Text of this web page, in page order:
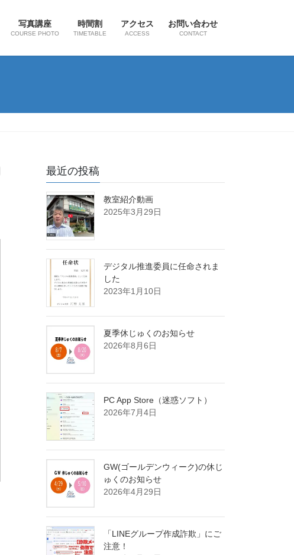
写真講座
COURSE PHOTO
時間割
TIMETABLE
アクセス
ACCESS
お問い合わせ
CONTACT
最近の投稿
教室紹介動画
2025年3月29日
デジタル推進委員に任命されま
した
2023年1月10日
夏季休じゅくのお知らせ
2026年8月6日
PC App Store（迷惑ソフト）
2026年7月4日
GW(ゴールデンウィーク)の休じ
ゅくのお知らせ
2026年4月29日
「LINEグループ作成詐欺」にご
注意！